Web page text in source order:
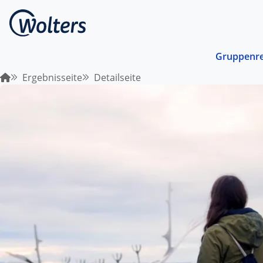
Von
Region
Ergebnisseite Detailseite